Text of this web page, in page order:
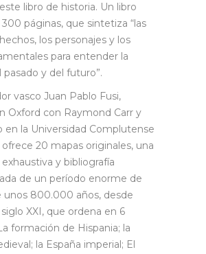
libro de historia. Un libro
páginas, que sintetiza “las
los personajes y los
para entender la
pasado y del futuro”.
vasco Juan Pablo Fusi,
Oxford con Raymond Carr y
en la Universidad Complutense
20 mapas originales, una
y bibliografía
de un período enorme de
unos 800.000 años, desde
XXI, que ordena en 6
formación de Hispania; la
la España imperial; El